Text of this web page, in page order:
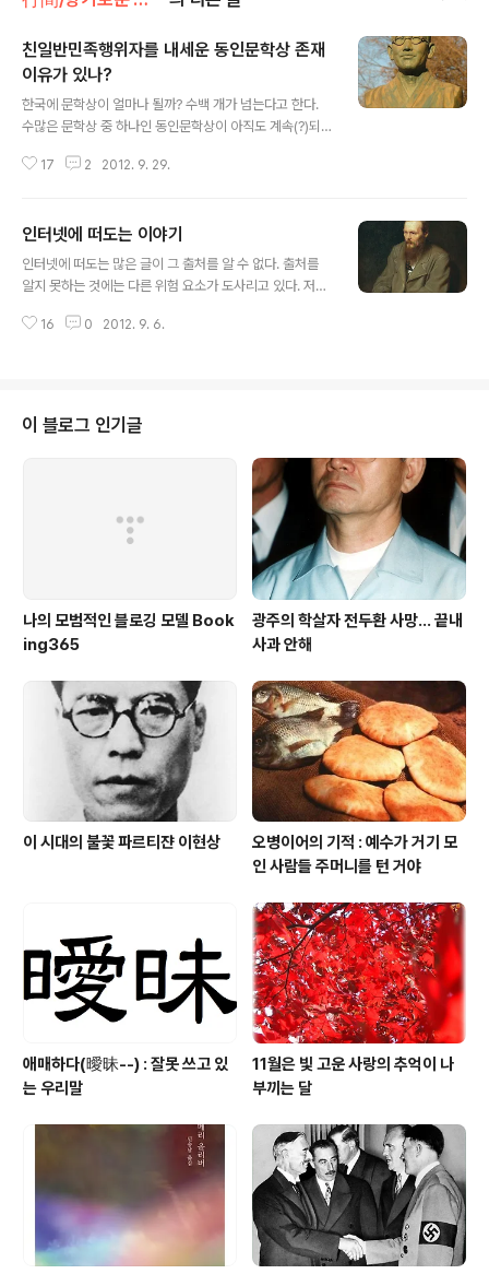
친일반민족행위자를 내세운 동인문학상 존재
이유가 있나?
한국에 문학상이 얼마나 될까? 수백 개가 넘는다고 한다.
수많은 문학상 중 하나인 동인문학상이 아직도 계속(?)되
는 의문사로 세간에 오르내리는 장준하의 잡지 사상계이
준다. 동인문학상은 김동인의 삶처럼 파란만장하다. 사상
계에서 시행하다가 십몇 년을 건너뛰고 동서문화사를 거쳐
조선일보에서 지금까지 시행하고 있다. 자칭 "국내 최고의
반민족행위자이다. 문학적 업적이 아무리 크다 해도 그의
17 2 2012. 9. 29.
인터넷에 떠도는 이야기
인터넷에 떠도는 많은 글이 그 출처를 알 수 없다. 출처를
알지 못하는 것에는 다른 위험 요소가 도사리고 있다. 저작
작권이야 책에서 인용하지 않는다면 운신의 폭이 있다. 하
닐까. 누가 작성했는지 모르지만 사연이 있는 이야기이다.
죽음을 눈앞에 두고 많은 생각을 하는데 기적적으로 살아
나 새로운 삶을 살게 된다. 더구나 위대한 작품을 남겨 톨스
토이와 비견되는 대문호가 되었다. 그의 이름은 도스토예
프스키이다. 읽는 이가 감동하기에 부족함이 없다. 비록 그
의 작품은 읽어보지 않았어..
16 0 2012. 9. 6.
이 블로그 인기글
나의 모범적인 블로깅 모델 Book
ing365
광주의 학살자 전두환 사망... 끝내
사과 안해
이 시대의 불꽃 파르티쟌 이현상
오병이어의 기적 : 예수가 거기 모
인 사람들 주머니를 턴 거야
애매하다(曖昧--) : 잘못 쓰고 있
는 우리말
11월은 빛 고운 사랑의 추억이 나
부끼는 달